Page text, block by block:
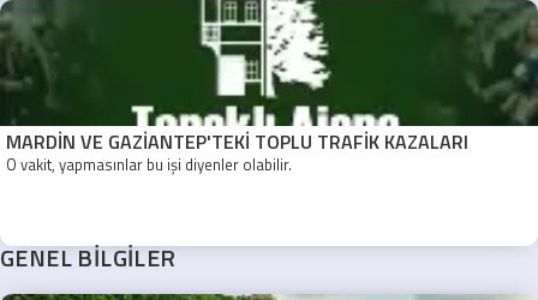
MARDİN VE GAZİANTEP'TEKİ TOPLU TRAFİK KAZALARI
O vakit, yapmasınlar bu işi diyenler olabilir.
GENEL BİLGİLER